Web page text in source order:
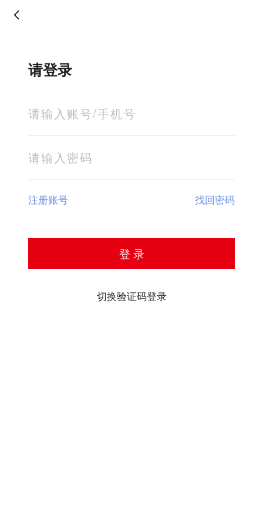
请登录
注册账号 找回密码
登 录
切换验证码登录